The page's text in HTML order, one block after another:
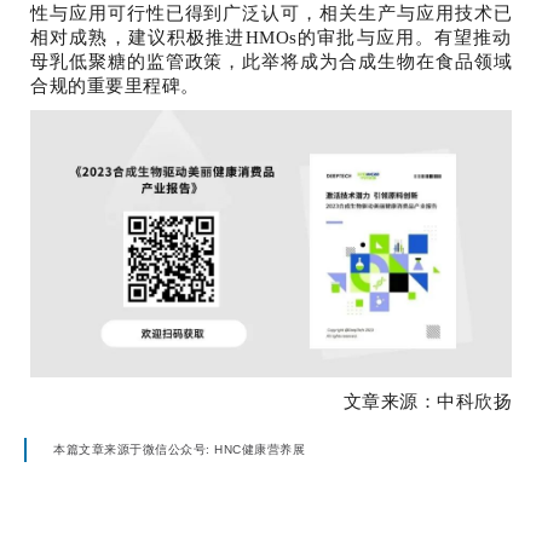
性与应用可行性已得到广泛认可，相关生产与应用技术已
相对成熟，建议积极推进HMOs的审批与应用。有望推动
母乳低聚糖的监管政策，此举将成为合成生物在食品领域
合规的重要里程碑。
文章来源：中科欣扬
本篇文章来源于微信公众号: HNC健康营养展